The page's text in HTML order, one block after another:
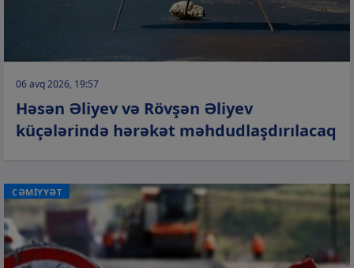
06 avq 2026, 19:57
Həsən Əliyev və Rövşən Əliyev
küçələrində hərəkət məhdudlaşdırılacaq
CƏMİYYƏT